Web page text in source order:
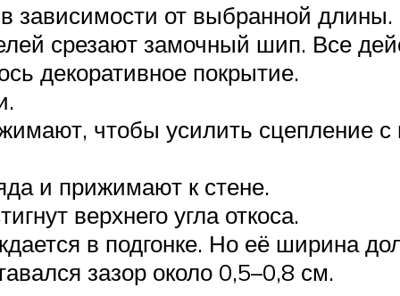
зависимости от выбранной длины.
срезают замочный шип. Все
декоративное покрытие.
чтобы усилить сцепление с
и прижимают к стене.
верхнего угла откоса.
в подгонке. Но её ширина
зазор около 0,5–0,8 см.